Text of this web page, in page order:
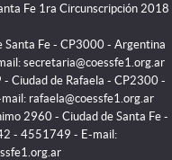
Fe 1ra Circunscripción 2018
Fe - CP3000 - Argentina
secretaria@coessfe1.org.ar
Ciudad de Rafaela - CP2300 -
rafaela@coessfe1.org.ar
2960 - Ciudad de Santa Fe -
- 4551749 - E-mail: